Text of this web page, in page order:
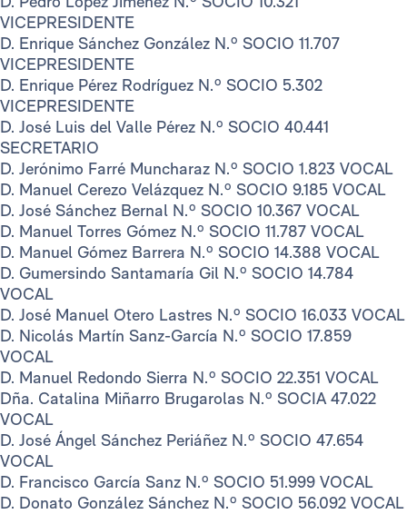
VICEPRESIDENTE
D. Enrique Sánchez González N.º SOCIO 11.707
VICEPRESIDENTE
D. Enrique Pérez Rodríguez N.º SOCIO 5.302
VICEPRESIDENTE
D. José Luis del Valle Pérez N.º SOCIO 40.441
SECRETARIO
D. Jerónimo Farré Muncharaz N.º SOCIO 1.823 VOCAL
D. Manuel Cerezo Velázquez N.º SOCIO 9.185 VOCAL
D. José Sánchez Bernal N.º SOCIO 10.367 VOCAL
D. Manuel Torres Gómez N.º SOCIO 11.787 VOCAL
D. Manuel Gómez Barrera N.º SOCIO 14.388 VOCAL
D. Gumersindo Santamaría Gil N.º SOCIO 14.784
VOCAL
D. José Manuel Otero Lastres N.º SOCIO 16.033 VOCAL
D. Nicolás Martín Sanz-García N.º SOCIO 17.859
VOCAL
D. Manuel Redondo Sierra N.º SOCIO 22.351 VOCAL
Dña. Catalina Miñarro Brugarolas N.º SOCIA 47.022
VOCAL
D. José Ángel Sánchez Periáñez N.º SOCIO 47.654
VOCAL
D. Francisco García Sanz N.º SOCIO 51.999 VOCAL
D. Donato González Sánchez N.º SOCIO 56.092 VOCAL